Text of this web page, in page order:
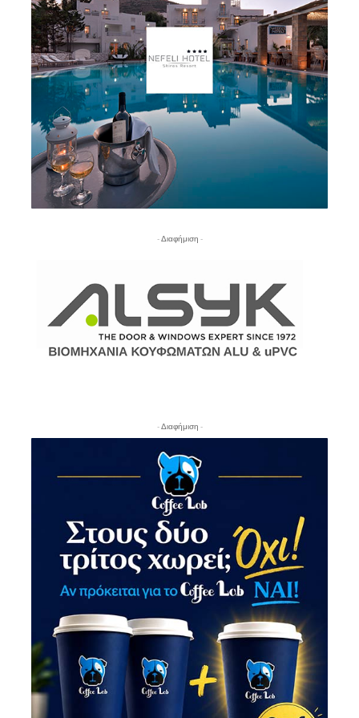
- Διαφήμιση -
- Διαφήμιση -